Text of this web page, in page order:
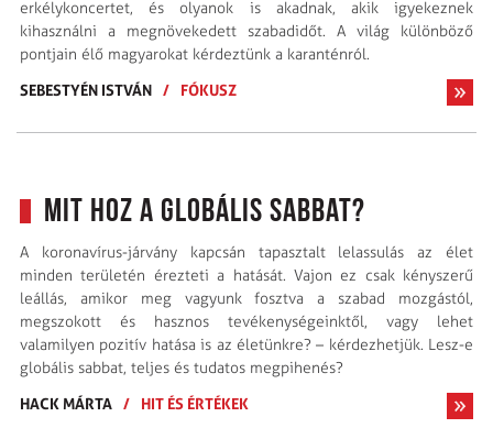
erkélykoncertet, és olyanok is akadnak, akik igyekeznek
kihasználni a megnövekedett szabadidőt. A világ különböző
pontjain élő magyarokat kérdeztünk a karanténról.
SEBESTYÉN ISTVÁN / FÓKUSZ
Mit hoz a globális sabbat?
A koronavírus-járvány kapcsán tapasztalt lelassulás az élet
minden területén érezteti a hatását. Vajon ez csak kényszerű
leállás, amikor meg vagyunk fosztva a szabad mozgástól,
megszokott és hasznos tevékenységeinktől, vagy lehet
valamilyen pozitív hatása is az életünkre? – kérdezhetjük. Lesz-e
globális sabbat, teljes és tudatos megpihenés?
HACK MÁRTA / HIT ÉS ÉRTÉKEK